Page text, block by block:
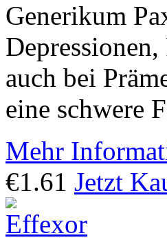
Generikum
auch bei
eine schwere
Mehr
€1.61 Jetzt